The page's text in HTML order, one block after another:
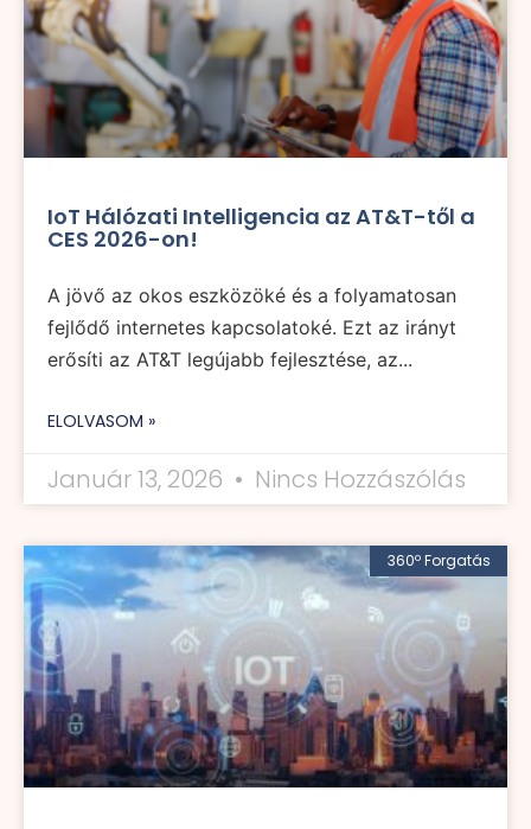
IoT Hálózati Intelligencia az AT&T-től a
CES 2026-on!
A jövő az okos eszközöké és a folyamatosan
fejlődő internetes kapcsolatoké. Ezt az irányt
erősíti az AT&T legújabb fejlesztése, az...
ELOLVASOM »
Január 13, 2026 Nincs Hozzászólás
360º Forgatás